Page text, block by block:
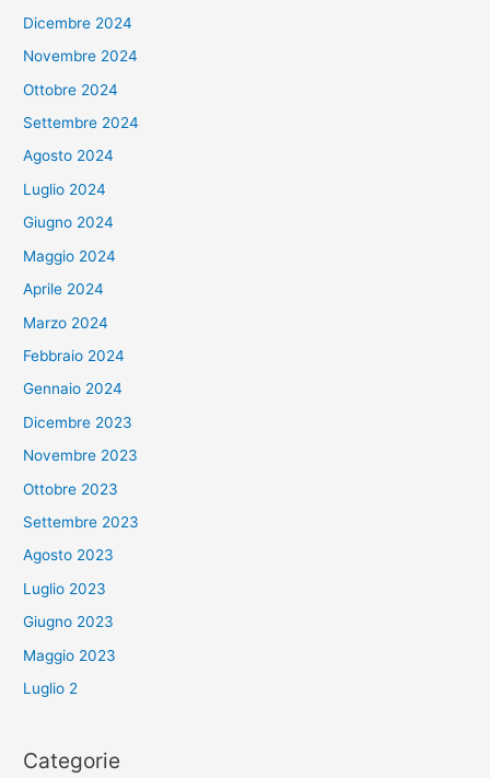
Dicembre 2024
Novembre 2024
Ottobre 2024
Settembre 2024
Agosto 2024
Luglio 2024
Giugno 2024
Maggio 2024
Aprile 2024
Marzo 2024
Febbraio 2024
Gennaio 2024
Dicembre 2023
Novembre 2023
Ottobre 2023
Settembre 2023
Agosto 2023
Luglio 2023
Giugno 2023
Maggio 2023
Luglio 2
Categorie